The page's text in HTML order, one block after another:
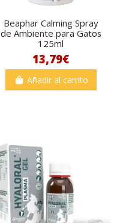
Beaphar Calming Spray
de Ambiente para Gatos
125ml
13,79€
Añadir al carrito